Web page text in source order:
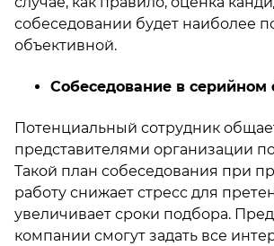
собеседовании будет наиболее
объективной.
Собеседование в серийном
Потенциальный сотрудник
представителями организации
Такой план собеседования при
работу снижает стресс для
увеличивает сроки подбора.
компании смогут задать все